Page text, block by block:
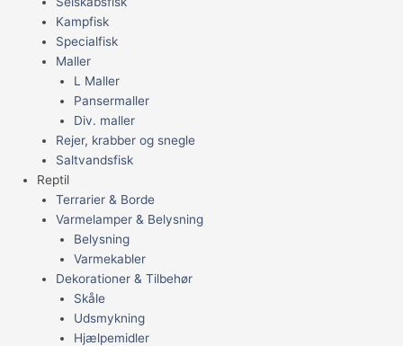
Kampfisk
Specialfisk
Maller
L Maller
Pansermaller
Div. maller
Rejer, krabber og snegle
Saltvandsfisk
Reptil
Terrarier & Borde
Varmelamper & Belysning
Belysning
Varmekabler
Dekorationer & Tilbehør
Skåle
Udsmykning
Hjælpemidler